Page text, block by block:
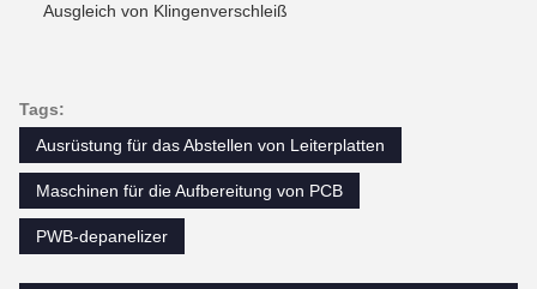
Ausgleich von Klingenverschleiß
Tags:
Ausrüstung für das Abstellen von Leiterplatten
Maschinen für die Aufbereitung von PCB
PWB-depanelizer